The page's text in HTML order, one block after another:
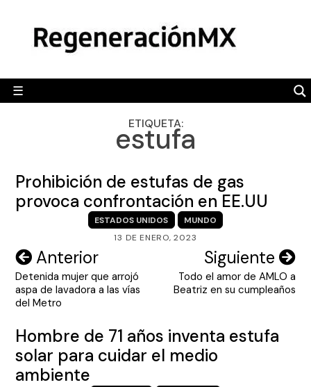
content
☰
POLÍTICA
CAMALEÓN
OPINIÓN
ENGLISH SECTION
VIDEOS
ETIQUETA:
estufa
Prohibición de estufas de gas
provoca confrontación en EE.UU
ESTADOS UNIDOS
MUNDO
13 DE ENERO, 2023
Navegación
de
entradas
Anterior
Detenida mujer que arrojó
aspa de lavadora a las vías
del Metro
Siguiente
Todo el amor de AMLO a
Beatriz en su cumpleaños
Hombre de 71 años inventa estufa
solar para cuidar el medio
ambiente